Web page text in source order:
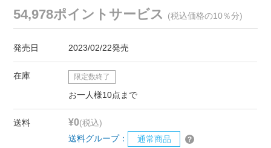
54,978ポイントサービス (税込価格の10％分)
発売日 2023/02/22発売
在庫 限定数終了
お一人様10点まで
送料 ¥0(税込)
送料グループ：
通常商品